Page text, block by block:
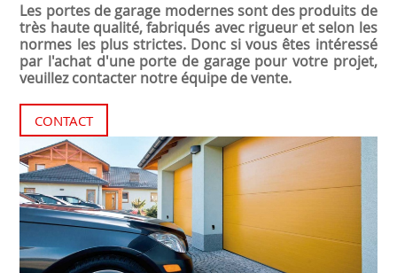
Les portes de garage modernes sont des produits de
très haute qualité, fabriqués avec rigueur et selon les
normes les plus strictes. Donc si vous êtes intéressé
par l'achat d'une porte de garage pour votre projet,
veuillez contacter notre équipe de vente.
CONTACT